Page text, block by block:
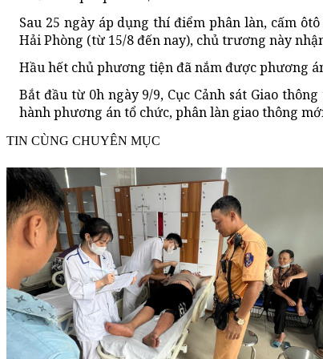
Sau 25 ngày áp dụng thí điểm phân làn, cấm
Hải Phòng (từ 15/8 đến nay), chủ trương này
Hầu hết chủ phương tiện đã nắm được phương
Bắt đầu từ 0h ngày 9/9, Cục Cảnh sát Giao
hành phương án tổ chức, phân làn giao thông
TIN CÙNG CHUYÊN MỤC